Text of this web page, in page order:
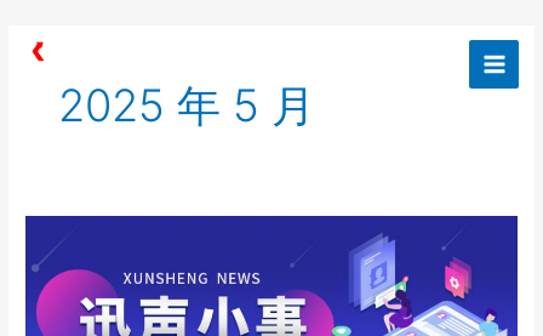
2025 年 5 月
航！
pagination